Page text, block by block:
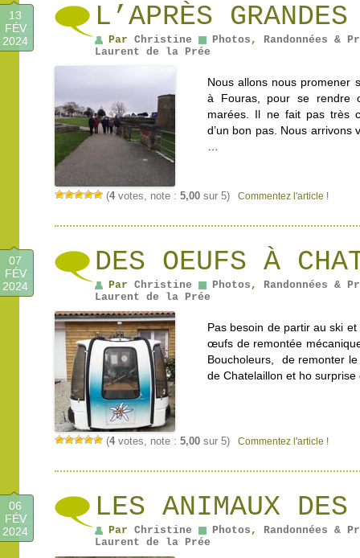
L’APRÈS GRANDES
13
FÉV
2024
Par Christine Photos , Randonnées &
Laurent de la Prée
Nous allons nous promener
à Fouras, pour se rendre
marées. Il ne fait pas très
d’un bon pas. Nous arrivons
(4 votes, note : 5,00 sur 5) Commentez l'article !
DES OEUFS À
07
FÉV
2024
Par Christine Photos , Randonnées &
Laurent de la Prée
Pas besoin de partir au ski
œufs de remontée
Boucholeurs, de remonter
de Chatelaillon et ho
(4 votes, note : 5,00 sur 5) Commentez l'article !
LES ANIMAUX DES
06
FÉV
2024
Par Christine Photos , Randonnées &
Laurent de la Prée